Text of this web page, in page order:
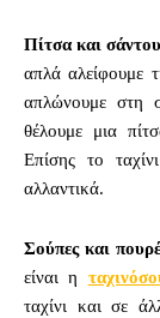
Πίτσα και
απλά αλείφουμε
απλώνουμε στη
θέλουμε μια
Επίσης το
αλλαντικά.
Σούπες και
είναι η
ταχίνι και σε